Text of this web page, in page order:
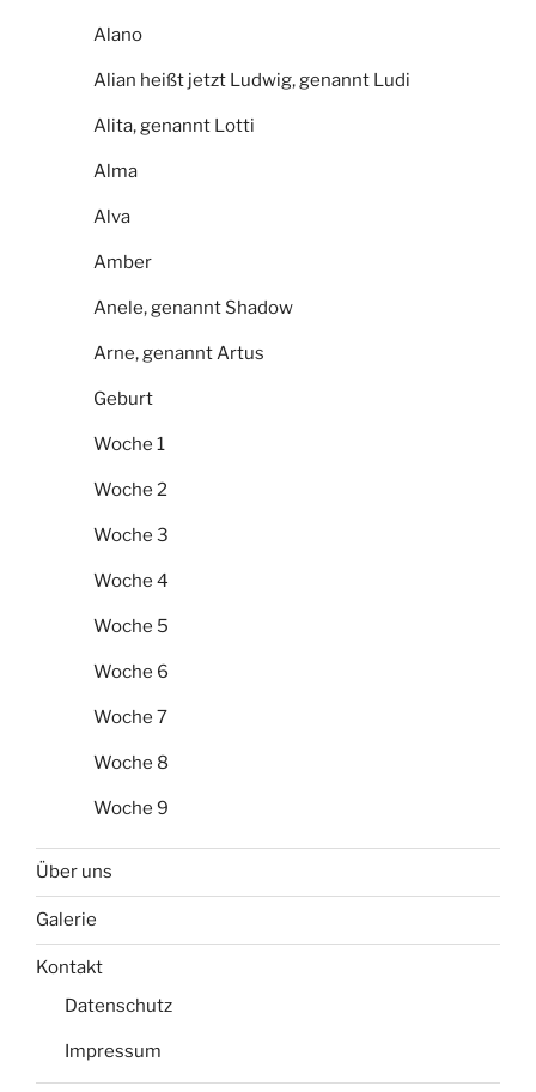
Alano
Alian heißt jetzt Ludwig, genannt Ludi
Alita, genannt Lotti
Alma
Alva
Amber
Anele, genannt Shadow
Arne, genannt Artus
Geburt
Woche 1
Woche 2
Woche 3
Woche 4
Woche 5
Woche 6
Woche 7
Woche 8
Woche 9
Über uns
Galerie
Kontakt
Datenschutz
Impressum